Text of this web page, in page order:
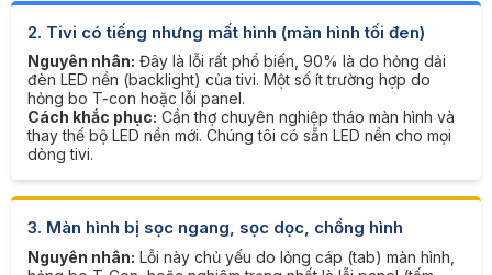
2. Tivi có tiếng nhưng mất hình (màn hình tối đen)
Nguyên nhân: Đây là lỗi rất phổ biến, 90% là do hỏng dải
đèn LED nền (backlight) của tivi. Một số ít trường hợp do
hỏng bo T-con hoặc lỗi panel.
Cách khắc phục: Cần thợ chuyên nghiệp tháo màn hình và
thay thế bộ LED nền mới. Chúng tôi có sẵn LED nền cho mọi
dòng tivi.
3. Màn hình bị sọc ngang, sọc dọc, chồng hình
Nguyên nhân: Lỗi này chủ yếu do lỏng cáp (tab) màn hình,